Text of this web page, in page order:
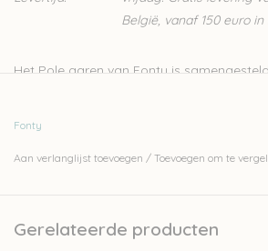
België, vanaf 150 euro
Het Pole garen van Fonty is
door bijvoorbeeld te werken met een
Fonty
Aan verlanglijst toevoegen / Toevoegen om te
Gerelateerde producten